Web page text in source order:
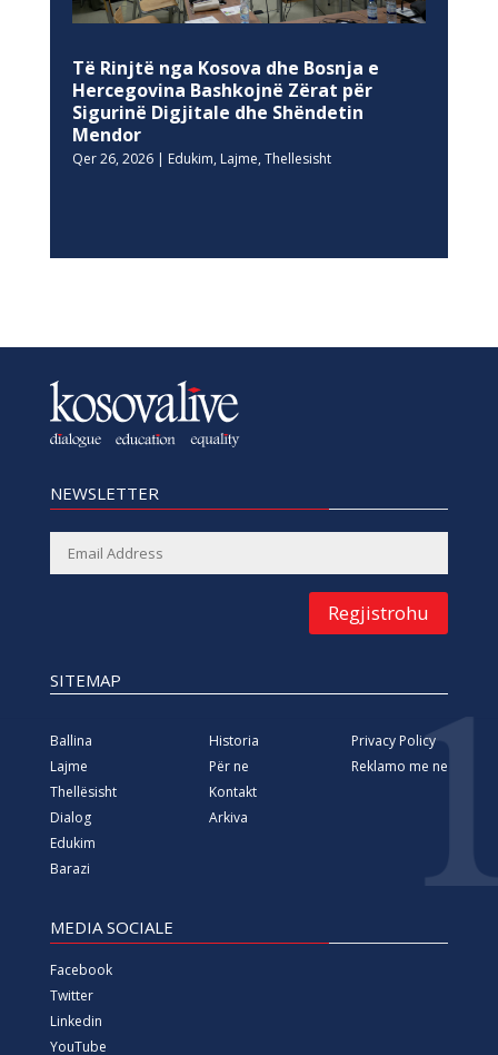
Të Rinjtë nga Kosova dhe Bosnja e
Hercegovina Bashkojnë Zërat për
Sigurinë Digjitale dhe Shëndetin
Mendor
Qer 26, 2026| Edukim, Lajme, Thellesisht
NEWSLETTER
Regjistrohu
SITEMAP
Ballina
Lajme
Thellësisht
Dialog
Edukim
Barazi
Historia
Për ne
Kontakt
Arkiva
Privacy Policy
Reklamo me ne
MEDIA SOCIALE
Facebook
Twitter
Linkedin
YouTube